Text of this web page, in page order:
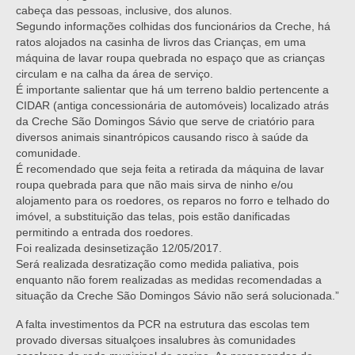
cabeça das pessoas, inclusive, dos alunos.
Segundo informações colhidas dos funcionários da Creche, há
ratos alojados na casinha de livros das Crianças, em uma
máquina de lavar roupa quebrada no espaço que as crianças
circulam e na calha da área de serviço.
É importante salientar que há um terreno baldio pertencente a
CIDAR (antiga concessionária de automóveis) localizado atrás
da Creche São Domingos Sávio que serve de criatório para
diversos animais sinantrópicos causando risco à saúde da
comunidade.
É recomendado que seja feita a retirada da máquina de lavar
roupa quebrada para que não mais sirva de ninho e/ou
alojamento para os roedores, os reparos no forro e telhado do
imóvel, a substituição das telas, pois estão danificadas
permitindo a entrada dos roedores.
Foi realizada desinsetização 12/05/2017.
Será realizada desratização como medida paliativa, pois
enquanto não forem realizadas as medidas recomendadas a
situação da Creche São Domingos Sávio não será solucionada.”
A falta investimentos da PCR na estrutura das escolas tem
provado diversas situalçoes insalubres às comunidades